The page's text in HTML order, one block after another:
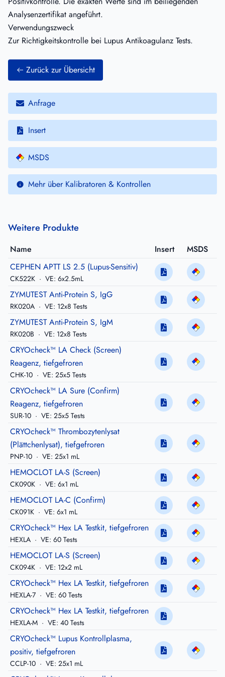
Analysenzertifikat angeführt.
Verwendungszweck
Zur Richtigkeitskontrolle bei Lupus Antikoagulanz Tests.
Zurück zur Übersicht
Anfrage
Insert
MSDS
Mehr über Kalibratoren & Kontrollen
Weitere Produkte
Name Insert
MSDS
CEPHEN APTT LS 2.5 (Lupus-Sensitiv)
CK522K · VE: 6x2.5mL
ZYMUTEST Anti-Protein S, IgG
RK020A · VE: 12x8 Tests
ZYMUTEST Anti-Protein S, IgM
RK020B · VE: 12x8 Tests
CRYOcheck™ LA Check (Screen)
Reagenz, tiefgefroren
CHK-10 · VE: 25x5 Tests
CRYOcheck™ LA Sure (Confirm)
Reagenz, tiefgefroren
SUR-10 · VE: 25x5 Tests
CRYOcheck™ Thrombozytenlysat
(Plättchenlysat), tiefgefroren
PNP-10 · VE: 25x1 mL
HEMOCLOT LA-S (Screen)
CK090K · VE: 6x1 mL
HEMOCLOT LA-C (Confirm)
CK091K · VE: 6x1 mL
CRYOcheck™ Hex LA Testkit, tiefgefroren
HEXLA · VE: 60 Tests
HEMOCLOT LA-S (Screen)
CK094K · VE: 12x2 mL
CRYOcheck™ Hex LA Testkit, tiefgefroren
HEXLA-7 · VE: 60 Tests
CRYOcheck™ Hex LA Testkit, tiefgefroren
HEXLA-M · VE: 40 Tests
CRYOcheck™ Lupus Kontrollplasma,
positiv, tiefgefroren
CCLP-10 · VE: 25x1 mL